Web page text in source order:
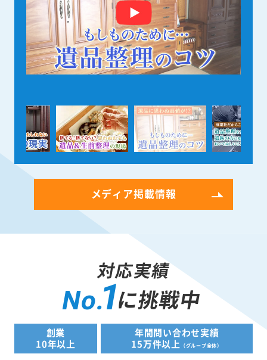
メディア掲載情報
対応実績
No.1に挑戦中
創業
10年以上
年間問い合わせ実績
15万件以上
（グループ全体）